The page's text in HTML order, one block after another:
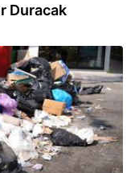
Duracak